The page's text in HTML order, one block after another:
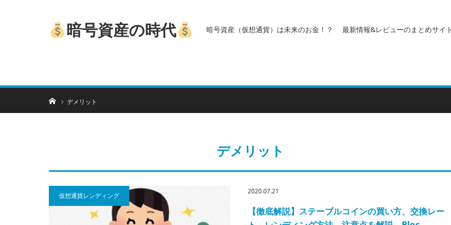
暗号資産の時代 暗号資産（仮想通貨）は未来のお金！？ 最新情報&レビューのまとめサイ
ホームデメリット
デメリット
仮想通貨レンディング
2020.07.21
【徹底解説】ステーブルコインの買い方、交換レー